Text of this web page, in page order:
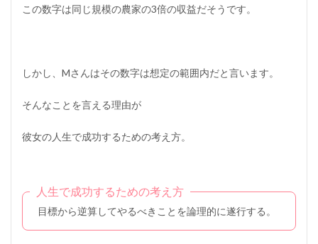
この数字は同じ規模の農家の3倍の収益だそうです。
しかし、Mさんはその数字は想定の範囲内だと言います。
そんなことを言える理由が
彼女の人生で成功するための考え方。
人生で成功するための考え方
目標から逆算してやるべきことを論理的に遂行する。